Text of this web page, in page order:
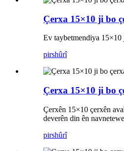
Çerxa 15×10 ji bo
Ev taybetmendiya
pirshûrî
Çerxa 15×10 ji bo
Çerxên 15×10 çerxên
deverên din ên
pirshûrî